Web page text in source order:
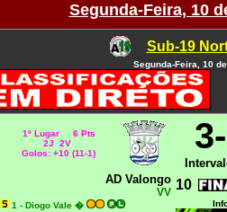
Segunda-Feira, 10
Sub-19
Segunda-Feira, 10
1º Lugar 6 Pts
2J 2V
Golos: +10 (11-1)
AD Valongo
VV 10
1 - Diogo Vale �